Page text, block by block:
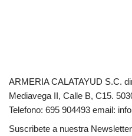
ARMERIA CALATAYUD S.C.
Mediavega II, Calle B, C15.
Telefono: 695 904493 email:
Suscribete a nuestra Newsletter